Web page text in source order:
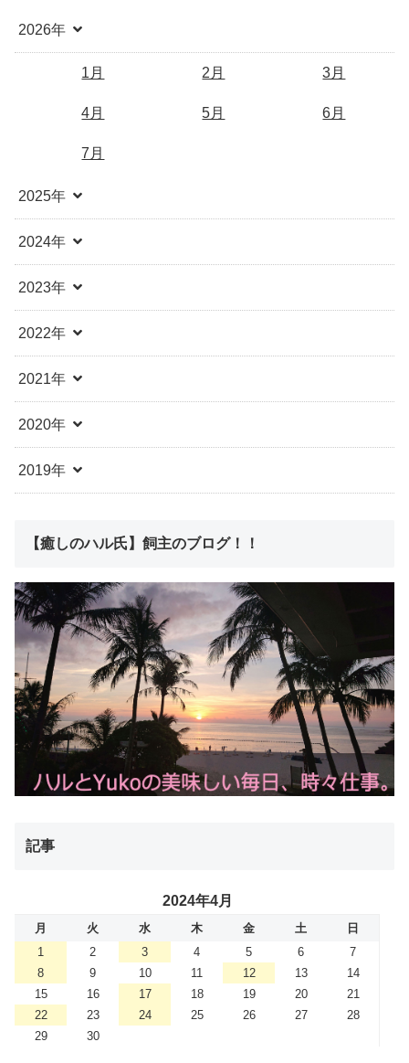
2026年
1月 2月 3月
4月 5月 6月
7月
2025年
2024年
2023年
2022年
2021年
2020年
2019年
【癒しのハル氏】飼主のブログ！！
記事
2024年4月
月 火 水 木 金 土
日
1
2 3 4 5 6
7
8
9 10 11 12 13
14
15
16 17 18 19 20
21
22
23 24 25 26 27
28
29
30